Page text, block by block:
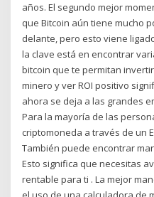
años. El segundo mejor
que Bitcoin aún tiene mucho
delante, pero esto viene
la clave está en encontrar
bitcoin que te permitan
minero y ver ROI positivo
ahora se deja a las grandes
Para la mayoría de las
criptomoneda a través de un
También puede encontrar
Esto significa que necesitas
rentable para ti . La mejor